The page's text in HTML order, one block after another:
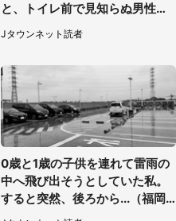
と、トイレ前で見知らぬ男性に
（東京都・女性）
Jタウンネット読者
0歳と1歳の子供を連れて雷雨の
中へ飛び出そうとしていた私。
すると突然、後ろから...（福岡
県・30代女性）